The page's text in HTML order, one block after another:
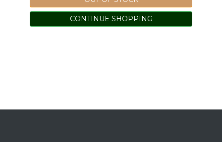
CONTINUE SHOPPING